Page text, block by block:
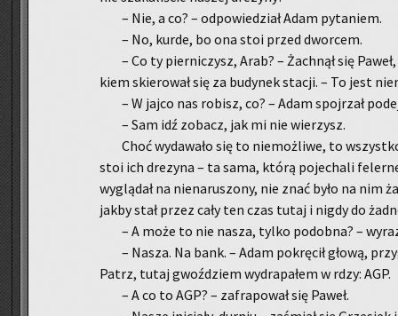
– Nie, a co? – od­po­wie­dział Adam py­ta­niem.
– No, kurde, bo ona stoi przed dwor­cem.
– Co ty pier­ni­czysz, Arab? – Żach­nął się
kiem skie­ro­wał się za bu­dy­nek sta­cji. – To jest
– W jajco nas ro­bisz, co? – Adam spoj­rzał
– Sam idź zo­bacz, jak mi nie wie­rzysz.
Choć wy­da­wa­ło się to nie­moż­li­we, to
stoi ich dre­zy­na – ta sama, którą po­je­cha­li
wy­glą­dał na nie­na­ru­szo­ny, nie znać było na nim
jakby stał przez cały ten czas tutaj i nigdy do
– A może to nie nasza, tylko po­dob­na? –
– Nasza. Na bank. – Adam po­krę­cił głową,
Patrz, tutaj gwoź­dziem wy­dra­pa­łem w rdzy: AGP.
– A co to AGP? – za­fra­po­wał się Paweł.